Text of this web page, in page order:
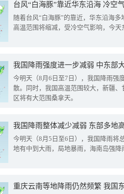
台风“白海豚”靠近华东沿海 冷空
随着台风“白海豚”的靠近，华东沿海
高温范围将缩减，受冷空气影响，今天
今明天（8月6日至7日），我国降雨强
散。同时，我国高温范围较大，新疆
区将有大范围桑拿天。
我国降雨整体减少减弱 东部多地
今明天（8月5日至6日），我国降雨将
地有中到大雨，局地暴雨，海南岛强降
重庆云南等地降雨仍然频繁 我国